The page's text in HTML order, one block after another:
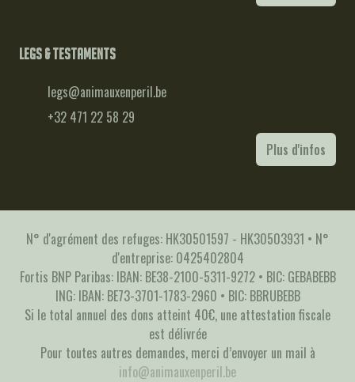
Legs & testaments
legs@animauxenperil.be
+32 471 22 58 29
Plus d'infos
N° d'agrément des refuges: HK30501597 - HK30503931 • N°
d'entreprise: 0425402804
Fortis BNP Paribas: IBAN: BE38-2100-5311-9272 • BIC: GEBABEBB
ING: IBAN: BE73-3701-1783-2960 • BIC: BBRUBEBB
Si le total annuel des dons atteint 40€, une attestation fiscale
est délivrée
Pour toutes autres demandes, merci d’envoyer un mail à
info@animauxenperil.be